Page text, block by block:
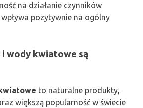
na działanie czynników
pozytywnie na ogólny
wody kwiatowe są
to naturalne produkty,
większą popularność w świecie